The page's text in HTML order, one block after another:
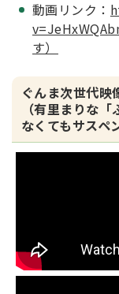
動画リンク：
す）
ぐんま次世代映
（有里まりな
なくてもサスペ